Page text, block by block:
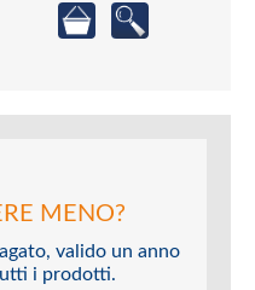
MENO?
valido un anno
i prodotti.